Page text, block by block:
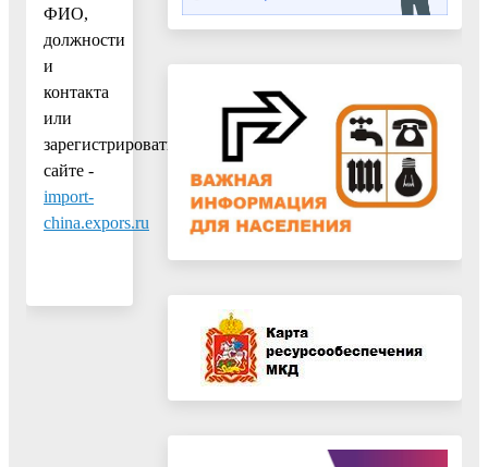
ФИО,
должности
и
контакта
или
зарегистрироваться
сайте -
import-
china.expors.ru